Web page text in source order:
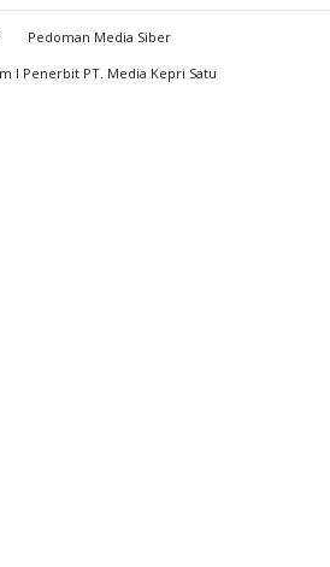
Pedoman Media Siber
I Penerbit PT. Media Kepri Satu